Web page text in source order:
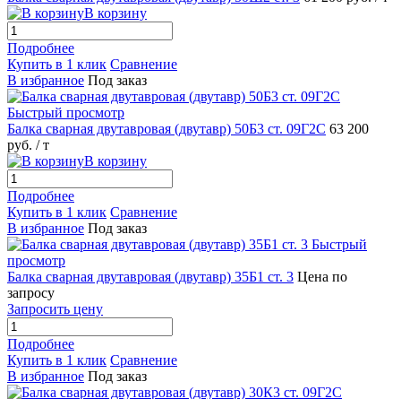
В корзину
Подробнее
Купить в 1 клик Сравнение
В избранное Под заказ
Быстрый просмотр
Балка сварная двутавровая (двутавр) 50Б3 ст. 09Г2С 63 200
руб. / т
В корзину
Подробнее
Купить в 1 клик Сравнение
В избранное Под заказ
Быстрый
просмотр
Балка сварная двутавровая (двутавр) 35Б1 ст. 3 Цена по
запросу
Запросить цену
Подробнее
Купить в 1 клик Сравнение
В избранное Под заказ